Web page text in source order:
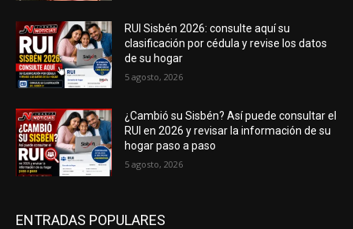
RUI Sisbén 2026: consulte aquí su
clasificación por cédula y revise los datos
de su hogar
5 agosto, 2026
¿Cambió su Sisbén? Así puede consultar el
RUI en 2026 y revisar la información de su
hogar paso a paso
5 agosto, 2026
ENTRADAS POPULARES